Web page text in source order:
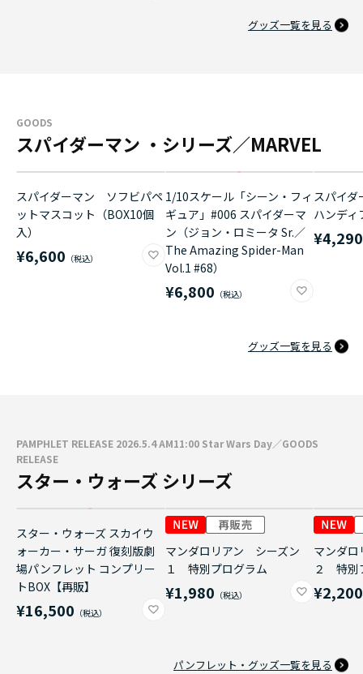
グッズ一覧を見る
GOODS
スパイダーマン ・シリーズ／MARVEL
スパイダーマン ソフビパペ
ットマスコット（BOX10個
入）
¥6,600
1/10スケール「シーン・フィ
ギュア」#006 スパイダーマ
ン（ジョン・ロミータ Sr.／
The Amazing Spider-Man
Vol.1 #68）
¥6,800
スパイ
ハンディ
¥4,290
グッズ一覧を見る
PAMPHLET RELEASE 2026.5.4 AM11:00 Star Wars Day／GOODS
RELEASE
スター・ウォーズ シリーズ
スター・ウォーズ スカイウ
ォーカー・サーガ 復刻版劇
場パンフレット コンプリー
トBOX【再販】
¥16,500
マンダロリアン シーズン
１ 特別プログラム
¥1,980
マンダ
２ 特別
¥2,200
パンフレット・グッズ一覧を見る